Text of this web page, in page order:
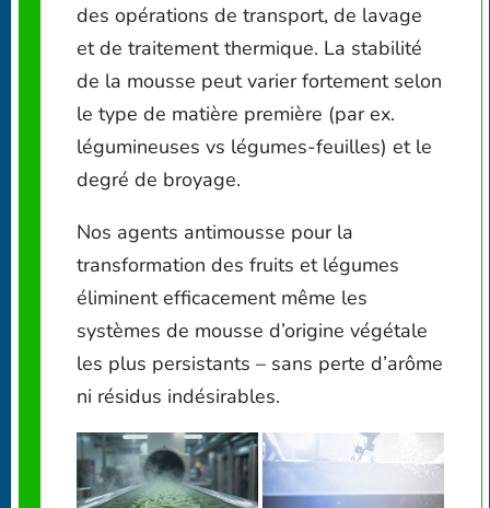
des opérations de transport, de lavage
et de traitement thermique. La stabilité
de la mousse peut varier fortement selon
le type de matière première (par ex.
légumineuses vs légumes-feuilles) et le
degré de broyage.
Nos agents antimousse pour la
transformation des fruits et légumes
éliminent efficacement même les
systèmes de mousse d’origine végétale
les plus persistants – sans perte d’arôme
ni résidus indésirables.